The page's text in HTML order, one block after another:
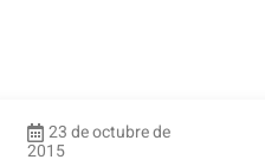
23 de octubre de
2015